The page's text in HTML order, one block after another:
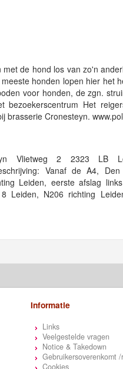
de hond los van zo'n
honden lopen hier het
voor honden, de zgn.
Het
brasserie Cronesteyn.
Vlietweg 2 2323 LB
Vanaf de A4,
Leiden, eerste afslag
Leiden, N206 richting
Informatie
Links
Veelgestelde vragen
Notice & Takedown
Gebruikersoverenkomt
Cookies